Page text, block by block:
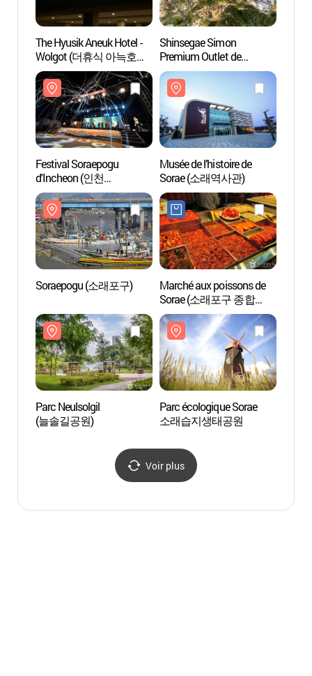
The Hyusik Aneuk Hotel -
Wolgot (더휴식 아늑호텔
월곶점)
Shinsegae Simon
Premium Outlet de
Shiheung (신세계사이먼
시흥 프리미엄 아울렛)
Festival Soraepogu
d'Incheon (인천
소래포구축제)
Musée de l’histoire de
Sorae (소래역사관)
Soraepogu (소래포구)
Marché aux poissons de
Sorae (소래포구 종합
어시장)
Parc Neulsolgil
(늘솔길공원)
Parc écologique Sorae
소래습지생태공원
Voir plus